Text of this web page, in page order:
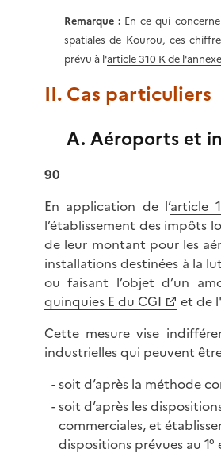
Remarque : En ce qui
spatiales de Kourou, ces
prévu à l'article 310 K de
II. Cas particuliers
A. Aéroports et
90
En application de l’article
l’établissement des impôts
de leur montant pour les
installations destinées à la
ou faisant l’objet d’un
quinquies E du CGI
et de l'
Cette mesure vise
industrielles qui peuvent
soit d’après la méthode
soit d’après les
commerciales, et
dispositions prévues au 1°